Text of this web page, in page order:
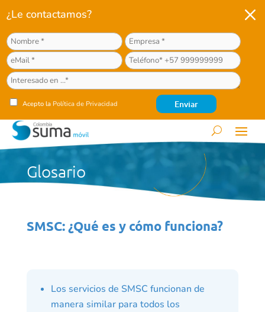
¿Le contactamos?
Acepto la Política de Privacidad
M
Glosario
SMSC: ¿Qué es y cómo funciona?
Los servicios de SMSC funcionan de
manera similar para todos los